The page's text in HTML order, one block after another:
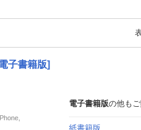
子書籍版]
電子書籍版の他も
紙書籍版